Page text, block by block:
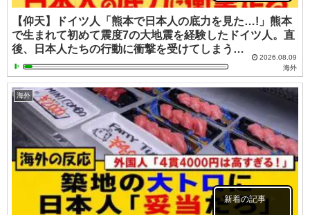
【仰天】ドイツ人「熊本で日本人の底力を見た…!」熊本
で生まれて初めて震度7の大地震を経験したドイツ人。直
後、日本人たちの行動に衝撃を受けてしまう…
2026.08.09
海外
海外
新着の記事